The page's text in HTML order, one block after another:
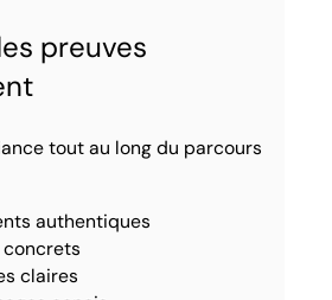
preuves
tout au long du parcours
authentiques
claires